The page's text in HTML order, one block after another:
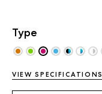
Type
VIEW SPECIFICATIONS